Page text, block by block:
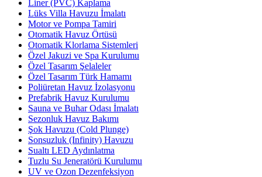
Liner (PVC) Kaplama
Lüks Villa Havuzu İmalatı
Motor ve Pompa Tamiri
Otomatik Havuz Örtüsü
Otomatik Klorlama Sistemleri
Özel Jakuzi ve Spa Kurulumu
Özel Tasarım Şelaleler
Özel Tasarım Türk Hamamı
Poliüretan Havuz İzolasyonu
Prefabrik Havuz Kurulumu
Sauna ve Buhar Odası İmalatı
Sezonluk Havuz Bakımı
Şok Havuzu (Cold Plunge)
Sonsuzluk (Infinity) Havuzu
Sualtı LED Aydınlatma
Tuzlu Su Jeneratörü Kurulumu
UV ve Ozon Dezenfeksiyon